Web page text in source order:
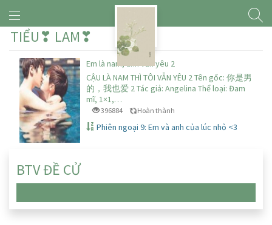
TIỂU❣ LAM❣
Em là nam, anh vẫn yêu 2
CẬU LÀ NAM THÌ TÔI VẪN YÊU 2 Tên gốc: 你是男
的，我也爱 2 Tác giả: Angelina Thể loại: Đam
mĩ, 1×1,…
396884 Hoàn thành
Phiên ngoại 9: Em và anh của lúc nhỏ <3
BTV ĐỀ CỬ